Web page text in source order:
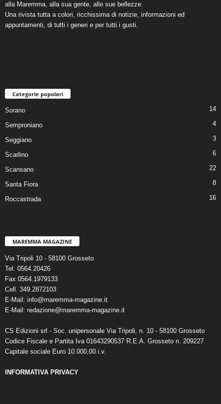
alla Maremma, alla sua gente, alle sue bellezze.
Una rivista tutta a colori, ricchissima di notizie, informazioni ed
appuntamenti, di tutti i generi e per tutti i gusti.
Categorie popolari
Sorano 14
Semproniano 4
Seggiano 3
Scarlino 6
Scansano 22
Santa Fiora 8
Roccastrada 16
MAREMMA MAGAZINE
Via Tripoli 10 - 58100 Grosseto
Tel. 0564.20426
Fax 0564.1979133
Cell. 349.2872103
E-Mail: info@maremma-magazine.it
E-Mail: redazione@maremma-magazine.it
CS Edizioni srl - Soc. unipersonale Via Tripoli, n. 10 - 58100 Grosseto
Codice Fiscale e Partita Iva 01643290537 R.E.A. Grosseto n. 209227
Capitale sociale Euro 10.000,00 i.v.
INFORMATIVA PRIVACY